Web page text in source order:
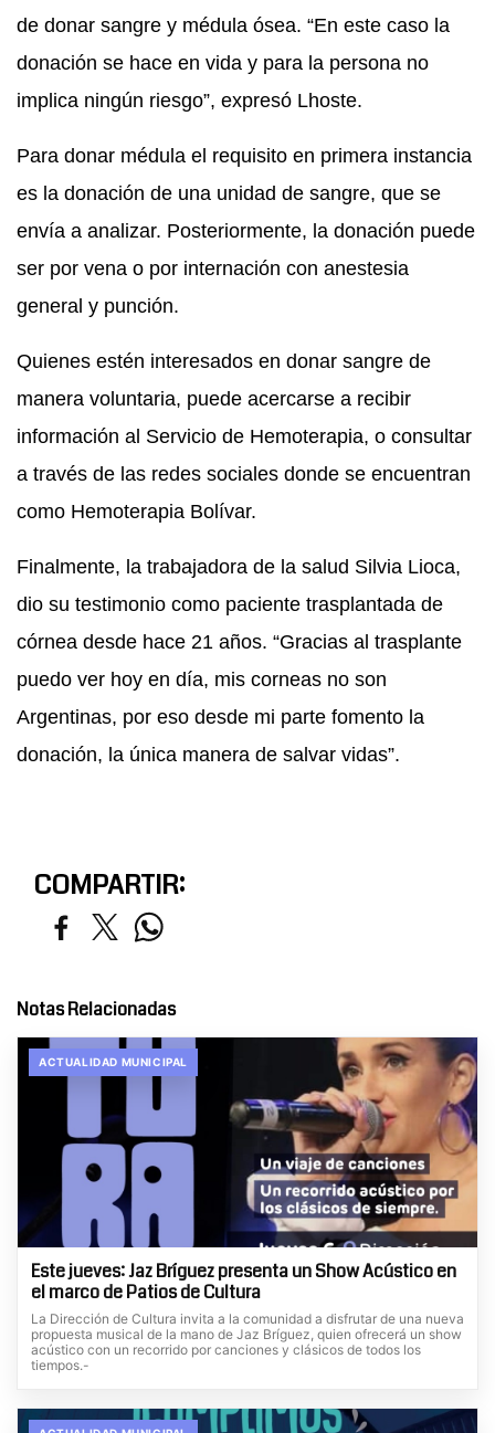
de donar sangre y médula ósea. “En este caso la
donación se hace en vida y para la persona no
implica ningún riesgo”, expresó Lhoste.
Para donar médula el requisito en primera instancia
es la donación de una unidad de sangre, que se
envía a analizar. Posteriormente, la donación puede
ser por vena o por internación con anestesia
general y punción.
Quienes estén interesados en donar sangre de
manera voluntaria, puede acercarse a recibir
información al Servicio de Hemoterapia, o consultar
a través de las redes sociales donde se encuentran
como Hemoterapia Bolívar.
Finalmente, la trabajadora de la salud Silvia Lioca,
dio su testimonio como paciente trasplantada de
córnea desde hace 21 años. “Gracias al trasplante
puedo ver hoy en día, mis corneas no son
Argentinas, por eso desde mi parte fomento la
donación, la única manera de salvar vidas”.
COMPARTIR:
Notas Relacionadas
ACTUALIDAD MUNICIPAL
Este jueves: Jaz Bríguez presenta un Show Acústico en
el marco de Patios de Cultura
La Dirección de Cultura invita a la comunidad a disfrutar de una nueva
propuesta musical de la mano de Jaz Bríguez, quien ofrecerá un show
acústico con un recorrido por canciones y clásicos de todos los
tiempos.-